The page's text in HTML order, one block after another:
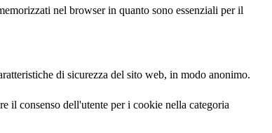
nel browser in quanto sono essenziali per il
di sicurezza del sito web, in modo anonimo.
il consenso dell'utente per i cookie nella categoria